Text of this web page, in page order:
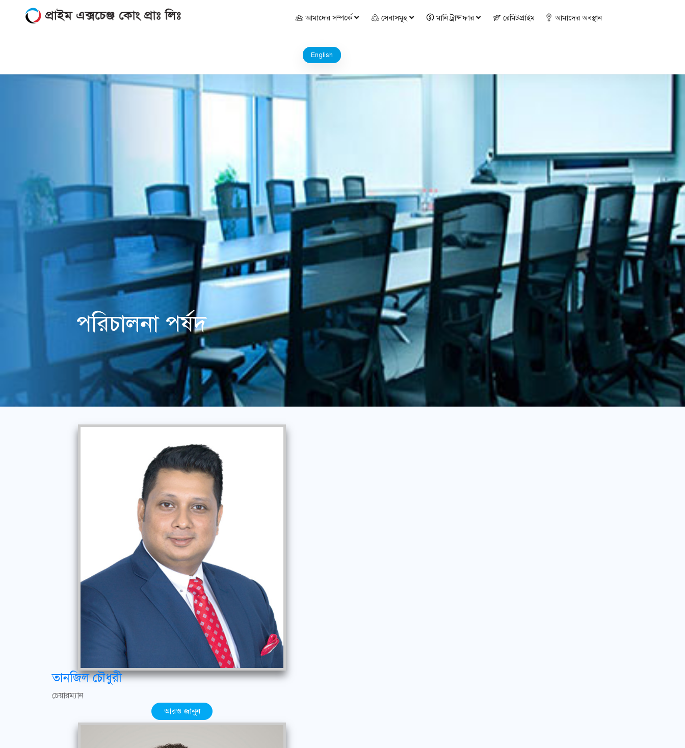
আমাদের সম্পর্কে সেবাসমূহ মানি ট্রান্সফার রেমিটপ্রাইম আমাদের অবস্থান
English
পরিচালনা পর্ষদ
তানজিল চৌধুরী
চেয়ারম্যান
আরও জানুন